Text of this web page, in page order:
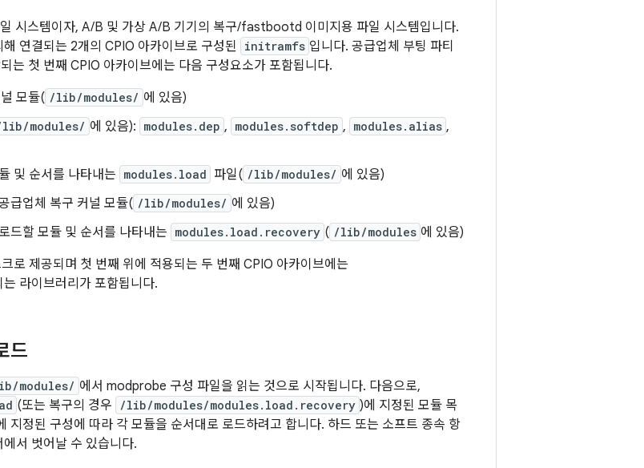
시스템이자, A/B 및 가상 A/B 기기의 복구/fastbootd 이미지용 파일 시스템입니다.
연결되는 2개의 CPIO 아카이브로 구성된 initramfs 입니다. 공급업체 부팅 파티
는 첫 번째 CPIO 아카이브에는 다음 구성요소가 포함됩니다.
모듈( /lib/modules/ 에 있음)
modules/ 에 있음): modules.dep , modules.softdep , modules.alias ,
및 순서를 나타내는 modules.load 파일( /lib/modules/ 에 있음)
급업체 복구 커널 모듈( /lib/modules/ 에 있음)
드할 모듈 및 순서를 나타내는 modules.load.recovery ( /lib/modules 에 있음)
로 제공되며 첫 번째 위에 적용되는 두 번째 CPIO 아카이브에는
는 라이브러리가 포함됩니다.
드
modules/ 에서 modprobe 구성 파일을 읽는 것으로 시작됩니다. 다음으로,
(또는 복구의 경우 /lib/modules/modules.load.recovery )에 지정된 모듈 목
지정된 구성에 따라 각 모듈을 순서대로 로드하려고 합니다. 하드 또는 소프트 종속 항
서 벗어날 수 있습니다.